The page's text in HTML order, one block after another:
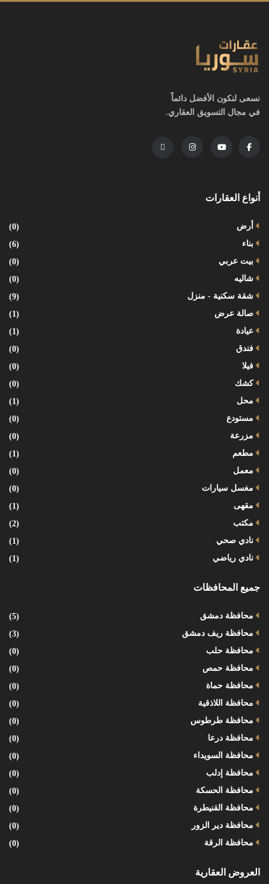
نسعى لنكون الأفضل دائماً
في مجال التسويق العقاري.
أنواع العقارات
أرض
(0)
بناء
(6)
بيت عربي
(0)
شاليه
(0)
شقة سكنية - منزل
(9)
صالة عرض
(1)
عيادة
(1)
فندق
(0)
فيلا
(0)
كشك
(0)
محل
(1)
مستودع
(0)
مزرعة
(0)
مطعم
(1)
معمل
(0)
مغسل سيارات
(0)
مقهى
(1)
مكتب
(2)
نادي صحي
(1)
نادي رياضي
(1)
جميع المحافظات
محافظة دمشق
(5)
محافظة ريف دمشق
(3)
محافظة حلب
(0)
محافظة حمص
(0)
محافظة حماة
(0)
محافظة اللاذقية
(0)
محافظة طرطوس
(0)
محافظة درعا
(0)
محافظة السويداء
(0)
محافظة إدلب
(0)
محافظة الحسكة
(0)
محافظة القنيطرة
(0)
محافظة دير الزور
(0)
محافظة الرقة
(0)
العروض العقارية